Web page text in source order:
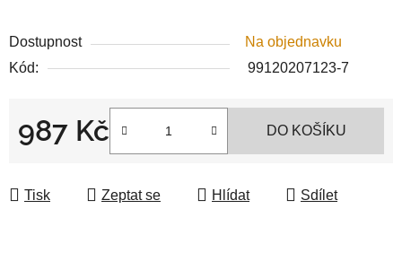
Dostupnost
Na objednavku
Kód:
99120207123-7
987 Kč DO KOŠÍKU
Tisk Zeptat se Hlídat Sdílet